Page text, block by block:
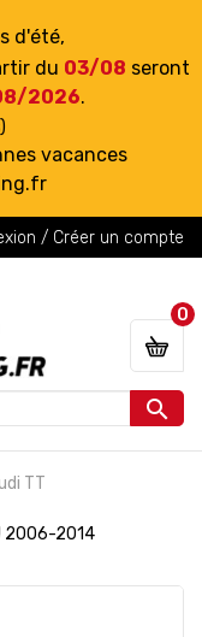
d'été,
du 03/08 seront
2026.
vacances
/ Créer un compte

0
TT
2006-2014